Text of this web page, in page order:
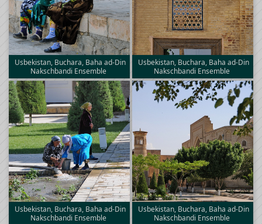
Usbekistan, Buchara, Baha ad-Din
Nakschbandi Ensemble
Usbekistan, Buchara, Baha ad-Din
Nakschbandi Ensemble
Usbekistan, Buchara, Baha ad-Din
Nakschbandi Ensemble
Usbekistan, Buchara, Baha ad-Din
Nakschbandi Ensemble